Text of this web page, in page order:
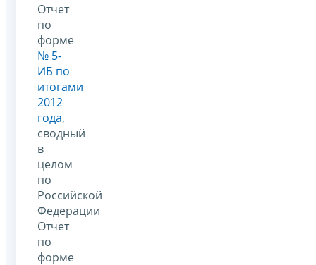
Отчет
по
форме
№ 5-
ИБ по
итогами
2012
года,
сводный
в
целом
по
Российской
Федерации
Отчет
по
форме